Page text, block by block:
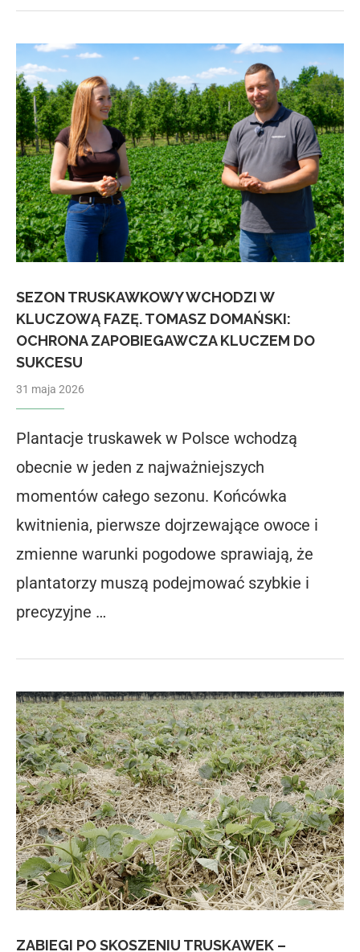
SEZON TRUSKAWKOWY WCHODZI W
KLUCZOWĄ FAZĘ. TOMASZ DOMAŃSKI:
OCHRONA ZAPOBIEGAWCZA KLUCZEM DO
SUKCESU
31 maja 2026
Plantacje truskawek w Polsce wchodzą
obecnie w jeden z najważniejszych
momentów całego sezonu. Końcówka
kwitnienia, pierwsze dojrzewające owoce i
zmienne warunki pogodowe sprawiają, że
plantatorzy muszą podejmować szybkie i
precyzyjne …
ZABIEGI PO SKOSZENIU TRUSKAWEK –